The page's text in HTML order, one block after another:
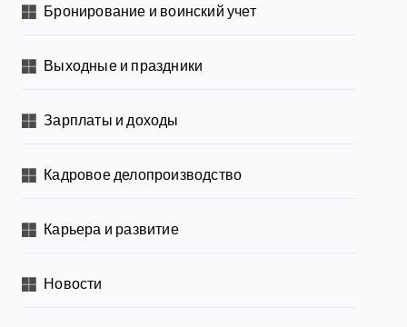
Бронирование и воинский учет
Выходные и праздники
Зарплаты и доходы
Кадровое делопроизводство
Карьера и развитие
Новости